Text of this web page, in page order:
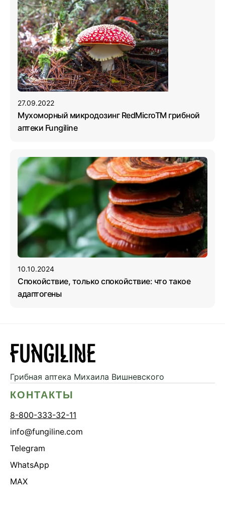
27.09.2022
Мухоморный микродозинг RedMicroTM грибной
аптеки Fungiline
10.10.2024
Спокойствие, только спокойствие: что такое
адаптогены
Грибная аптека Михаила Вишневского
КОНТАКТЫ
8-800-333-32-11
info@fungiline.com
Telegram
WhatsApp
MAX